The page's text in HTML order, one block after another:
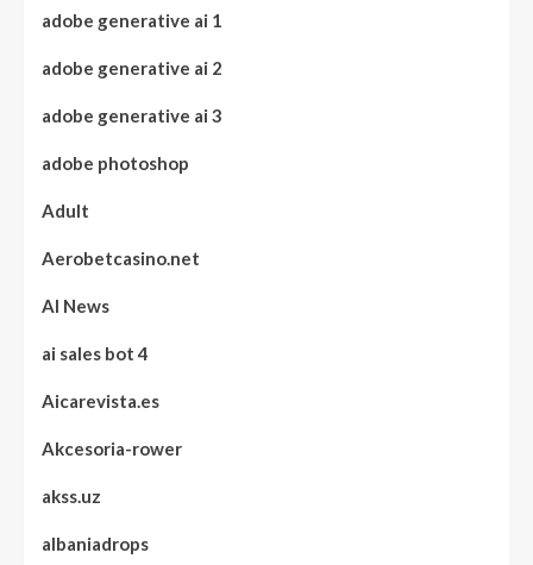
adobe generative ai 1
adobe generative ai 2
adobe generative ai 3
adobe photoshop
Adult
Aerobetcasino.net
AI News
ai sales bot 4
Aicarevista.es
Akcesoria-rower
akss.uz
albaniadrops